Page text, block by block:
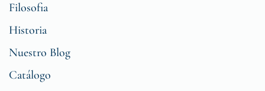
Filosofia
Historia
Nuestro Blog
Catálogo